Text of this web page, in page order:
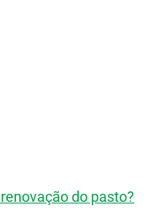
do pasto?